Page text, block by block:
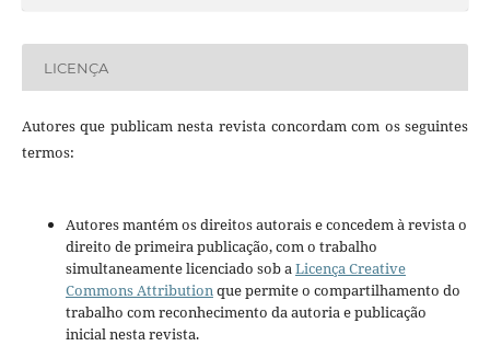
LICENÇA
Autores que publicam nesta revista concordam com os seguintes
termos:
Autores mantém os direitos autorais e concedem à revista o
direito de primeira publicação, com o trabalho
simultaneamente licenciado sob aLicença Creative
Commons Attributionque permite o compartilhamento do
trabalho com reconhecimento da autoria e publicação
inicial nesta revista.